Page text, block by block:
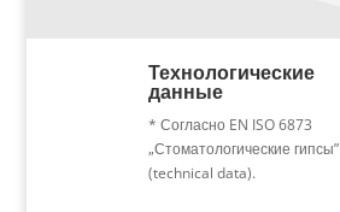
Технологические
данные
* Согласно EN ISO 6873
„Стоматологические гипсы”
(technical data).